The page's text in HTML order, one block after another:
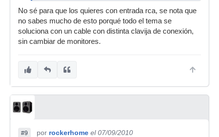
Saludo!
No sé para que los quieres con entrada rca, se nota que
no sabes mucho de esto porqué todo el tema se
soluciona con un cable con distinta clavija de conexión,
sin cambiar de monitores.
#9 por rockerhome el 07/09/2010